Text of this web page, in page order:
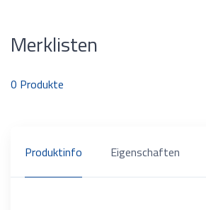
Merklisten
0 Produkte
Produktinfo Eigenschaften